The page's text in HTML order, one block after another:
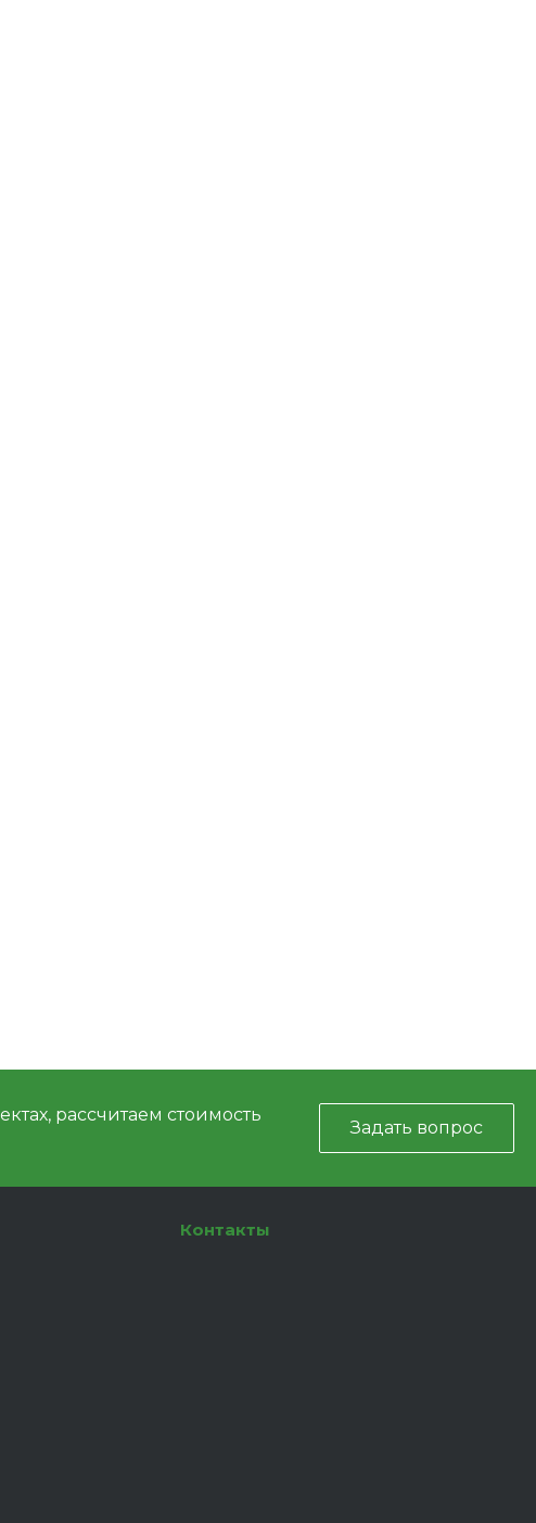
рассчитаем стоимость
Задать вопрос
Контакты